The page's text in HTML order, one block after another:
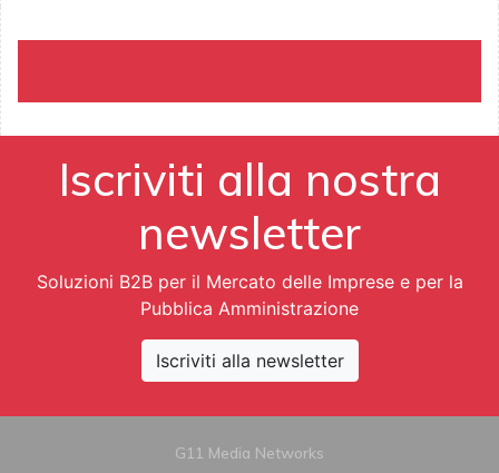
Iscriviti alla nostra
newsletter
Soluzioni B2B per il Mercato delle Imprese e per la
Pubblica Amministrazione
Iscriviti alla newsletter
G11 Media Networks